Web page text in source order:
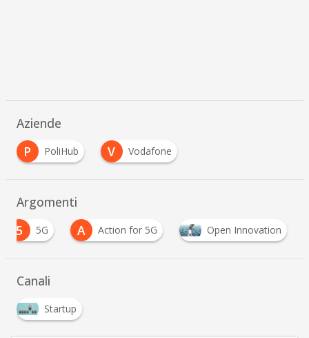
Aziende
P
PoliHub V Vodafone
Argomenti
5
5G A Action for 5G Open Innovation
Canali
Startup